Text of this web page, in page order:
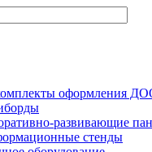
оформления
развивающие
стенды